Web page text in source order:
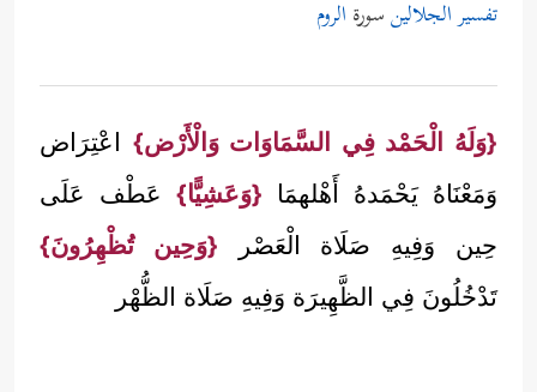
تفسير الجلالينسورة الروم
{وَلَهُ الْحَمْد فِي السَّمَاوَات وَالْأَرْض} اعْتِرَاض
وَمَعْنَاهُ يَحْمَدهُ أَهْلهمَا {وَعَشِيًّا} عَطْف عَلَى
حِين وَفِيهِ صَلَاة الْعَصْر {وَحِين تُظْهِرُونَ}
تَدْخُلُونَ فِي الظَّهِيرَة وَفِيهِ صَلَاة الظُّهْر